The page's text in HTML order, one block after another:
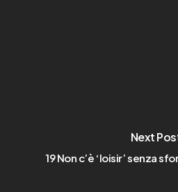
Next
19 Non c’è ‘loisir’ senza